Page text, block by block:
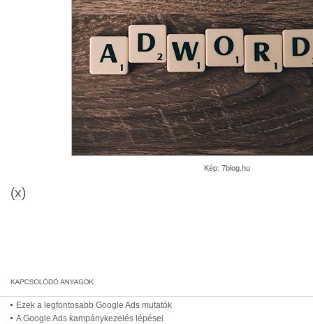
Kép: 7blog.hu
(x)
Ezek a legfontosabb Google Ads mutatók
A Google Ads kampánykezelés lépései